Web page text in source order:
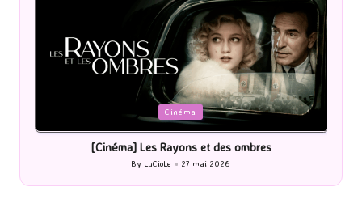
in
Cinéma
[Cinéma] Les Rayons et des ombres
Posted
by
By LuCioLe 27 mai 2026